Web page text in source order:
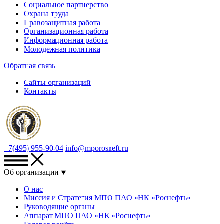
Социальное партнерство
Охрана труда
Правозащитная работа
Организационная работа
Информационная работа
Молодежная политика
Обратная связь
Сайты организаций
Контакты
+7(495) 955-90-04 info@mporosneft.ru
Об организации
О нас
Миссия и Стратегия МПО ПАО «НК «Роснефть»
Руководящие органы
Аппарат МПО ПАО «НК «Роснефть»